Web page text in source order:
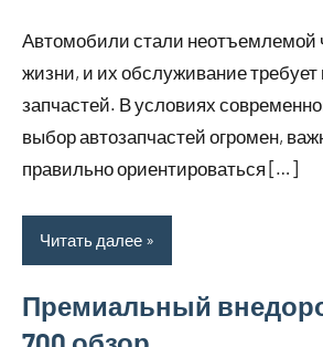
Автомобили стали неотъемлемой
жизни, и их обслуживание требует
запчастей. В условиях
выбор автозапчастей огромен,
правильно ориентироваться […]
Читать далее
Премиальный